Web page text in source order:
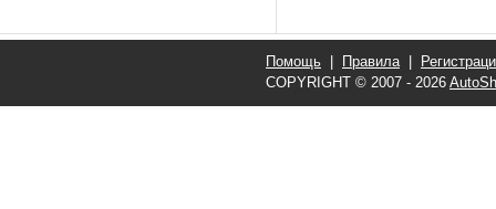
Помощь Правила|
COPYRIGHT © 2007 - 2026